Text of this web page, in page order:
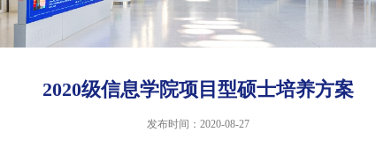
2020级信息学院项目型硕士培养方案
发布时间：2020-08-27